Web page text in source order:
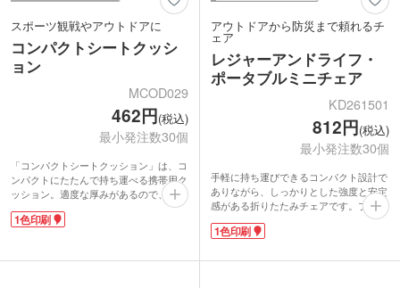
スポーツ観戦やアウトドアに
コンパクトシートクッシ
ョン
MCOD029
462円(税込)
最小発注数30個
「コンパクトシートクッション」は、コ
ンパクトにたたんで持ち運べる携帯用ク
ッション。適度な厚みがあるので、柔ら
かくて快適な座り心地です。レジャーバ
ッグにポンと入れて、アウトドアやスポ
1色印刷
アウトドアから防災まで頼れるチ
ェア
レジャーアンドライフ・
ポータブルミニチェア
KD261501
812円(税込)
最小発注数30個
手軽に持ち運びできるコンパクト設計で
ありながら、しっかりとした強度と安定
感がある折りたたみチェアです。ブラッ
クとベージュの2色展開。低めの座面で
お子様も安心して座れます。アウトドア
ざまなシーンで活躍します。
1色印刷